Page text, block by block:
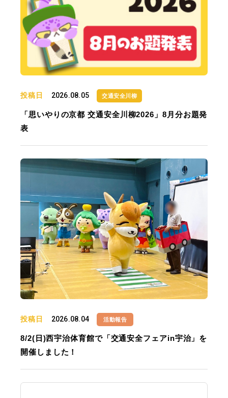
投稿日 2026.08.05 交通安全川柳
「思いやりの京都 交通安全川柳2026」8月分お題発
表
投稿日 2026.08.04 活動報告
8/2(日)西宇治体育館で「交通安全フェアin宇治」を
開催しました！